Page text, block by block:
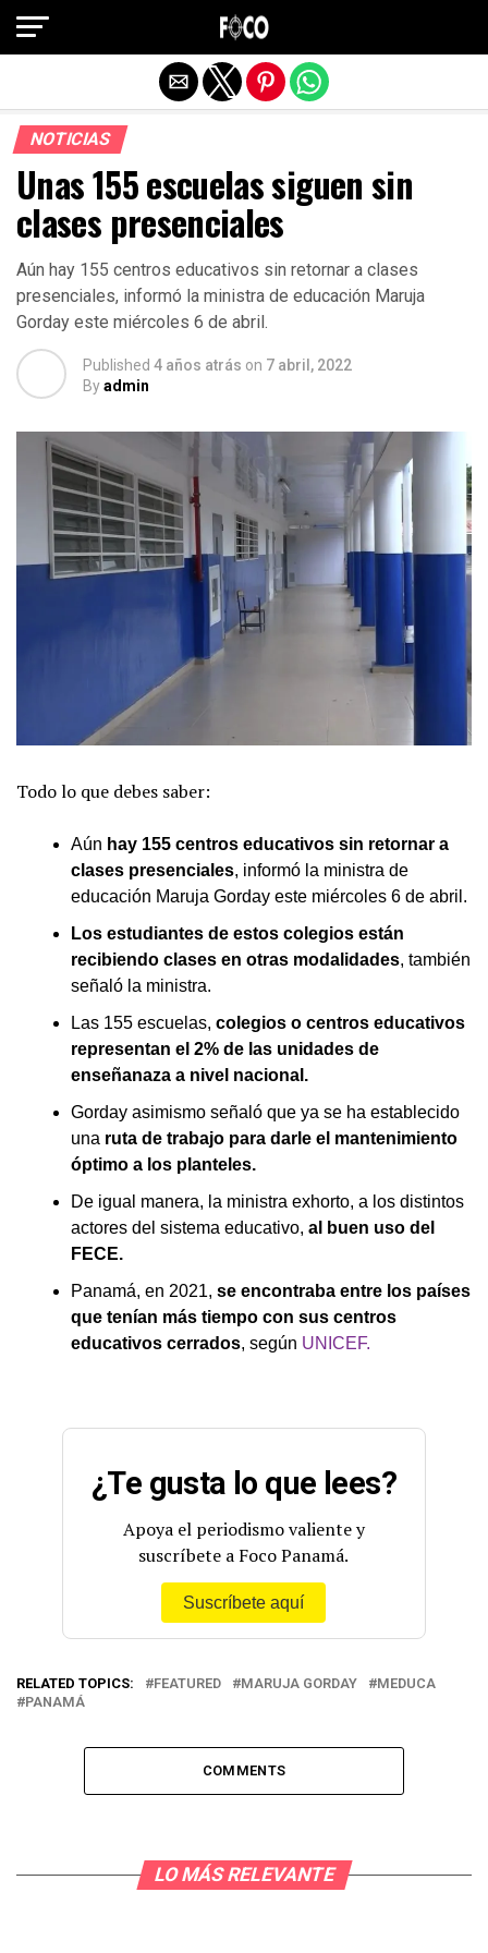
NOTICIAS
Unas 155 escuelas siguen sin
clases presenciales
Aún hay 155 centros educativos sin retornar a clases
presenciales, informó la ministra de educación Maruja
Gorday este miércoles 6 de abril.
Published 4 años atrás on 7 abril, 2022
Byadmin
Todo lo que debes saber:
Aún hay 155 centros educativos sin retornar a
clases presenciales, informó la ministra de
educación Maruja Gorday este miércoles 6 de abril.
Los estudiantes de estos colegios están
recibiendo clases en otras modalidades, también
señaló la ministra.
Las 155 escuelas, colegios o centros educativos
representan el 2% de las unidades de
enseñanaza a nivel nacional.
Gorday asimismo señaló que ya se ha establecido
una ruta de trabajo para darle el mantenimiento
óptimo a los planteles.
De igual manera, la ministra exhorto, a los distintos
actores del sistema educativo, al buen uso del
FECE.
Panamá, en 2021, se encontraba entre los países
que tenían más tiempo con sus centros
educativos cerrados, según UNICEF.
¿Te gusta lo que lees?
Apoya el periodismo valiente y
suscríbete a Foco Panamá.
Suscríbete aquí
RELATED TOPICS: FEATURED MARUJA GORDAY
MEDUCA
PANAMÁ
COMMENTS
LO MÁS RELEVANTE
Salir de la versión móvil